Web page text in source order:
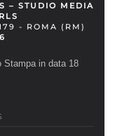
– STUDIO MEDIA
- ROMA (RM)
Stampa in data 18